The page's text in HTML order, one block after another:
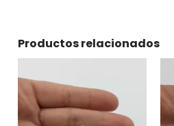
Productos relacionados